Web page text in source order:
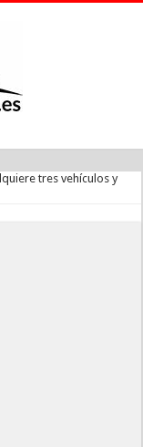
tres vehículos y